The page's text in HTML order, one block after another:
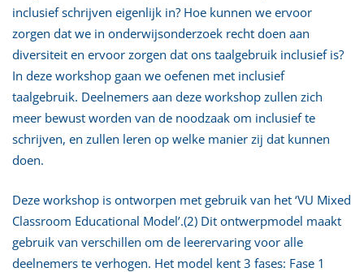
inclusief schrijven eigenlijk in? Hoe kunnen we ervoor
zorgen dat we in onderwijsonderzoek recht doen aan
diversiteit en ervoor zorgen dat ons taalgebruik inclusief is?
In deze workshop gaan we oefenen met inclusief
taalgebruik. Deelnemers aan deze workshop zullen zich
meer bewust worden van de noodzaak om inclusief te
schrijven, en zullen leren op welke manier zij dat kunnen
doen.
Deze workshop is ontworpen met gebruik van het ‘VU Mixed
Classroom Educational Model’.(2) Dit ontwerpmodel maakt
gebruik van verschillen om de leerervaring voor alle
deelnemers te verhogen. Het model kent 3 fases: Fase 1